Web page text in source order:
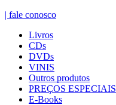
| fale conosco
Livros
CDs
DVDs
VINIS
Outros produtos
PREÇOS ESPECIAIS
E-Books